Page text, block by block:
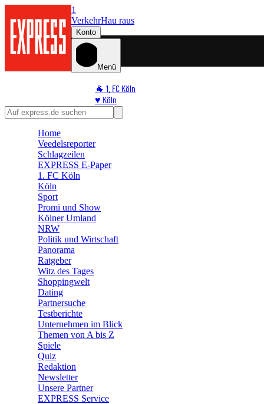
1
VerkehrHau raus
Konto
Menü
🐐 1. FC Köln
♥️ Köln
⭐ Promi
🛒 Shoppingwelt
Home
Veedelsreporter
Schlagzeilen
EXPRESS E-Paper
1. FC Köln
Köln
Sport
Promi und Show
Kölner Umland
NRW
Politik und Wirtschaft
Panorama
Ratgeber
Witz des Tages
Shoppingwelt
Dating
Partnersuche
Testberichte
Unternehmen im Blick
Themen von A bis Z
Spiele
Quiz
Redaktion
Newsletter
Unsere Partner
EXPRESS Service